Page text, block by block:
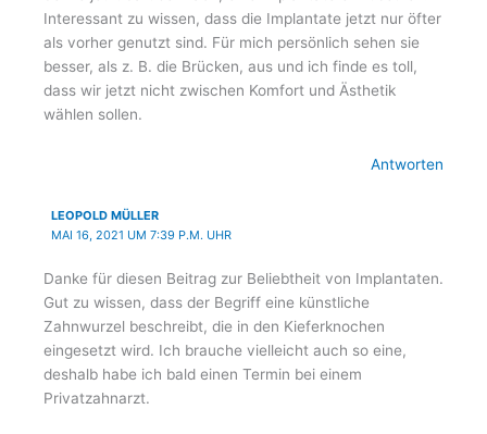
Interessant zu wissen, dass die Implantate jetzt nur öfter
als vorher genutzt sind. Für mich persönlich sehen sie
besser, als z. B. die Brücken, aus und ich finde es toll,
dass wir jetzt nicht zwischen Komfort und Ästhetik
wählen sollen.
Antworten
LEOPOLD MÜLLER
MAI 16, 2021 UM 7:39 P.M. UHR
Danke für diesen Beitrag zur Beliebtheit von Implantaten.
Gut zu wissen, dass der Begriff eine künstliche
Zahnwurzel beschreibt, die in den Kieferknochen
eingesetzt wird. Ich brauche vielleicht auch so eine,
deshalb habe ich bald einen Termin bei einem
Privatzahnarzt.